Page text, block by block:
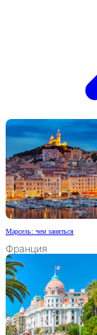
Марсель: чем заняться
Франция